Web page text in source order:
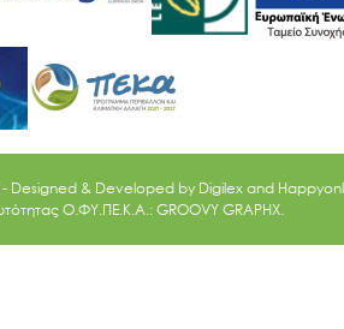
- Designed & Developed by Digilex and
Ο.ΦΥ.ΠΕ.Κ.Α.: GROOVY GRAPHX.